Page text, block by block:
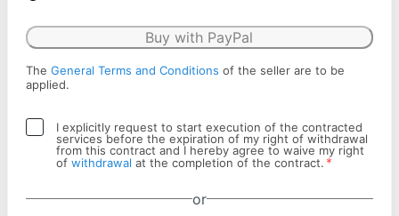
Buy with PayPal
The General Terms and Conditions of the seller are to be
applied.
I explicitly request to start execution of the contracted
services before the expiration of my right of withdrawal
from this contract and I hereby agree to waive my right
of withdrawal at the completion of the contract. *
or